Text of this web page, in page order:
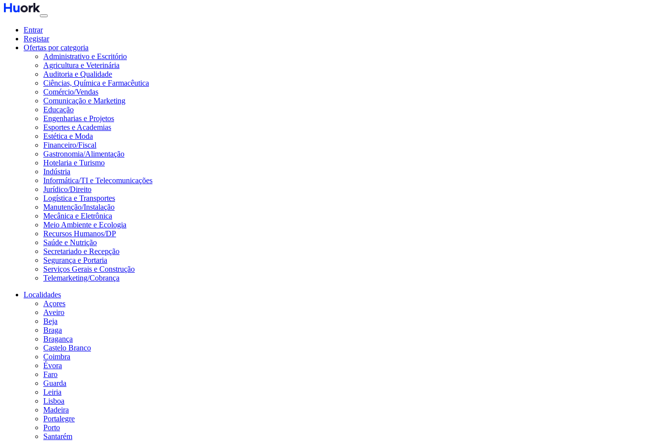
Entrar
Registar
Ofertas por categoria
Administrativo e Escritório
Agricultura e Veterinária
Auditoria e Qualidade
Ciências, Química e Farmacêutica
Comércio/Vendas
Comunicação e Marketing
Educação
Engenharias e Projetos
Esportes e Academias
Estética e Moda
Financeiro/Fiscal
Gastronomia/Alimentação
Hotelaria e Turismo
Indústria
Informática/TI e Telecomunicações
Jurídico/Direito
Logística e Transportes
Manutenção/Instalação
Mecânica e Eletrônica
Meio Ambiente e Ecologia
Recursos Humanos/DP
Saúde e Nutrição
Secretariado e Recepção
Segurança e Portaria
Serviços Gerais e Construção
Telemarketing/Cobrança
Localidades
Açores
Aveiro
Beja
Braga
Bragança
Castelo Branco
Coimbra
Évora
Faro
Guarda
Leiria
Lisboa
Madeira
Portalegre
Porto
Santarém